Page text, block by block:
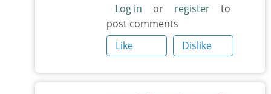
सरकारच्या
कृतीचे
समर्थन
by
नितिन
Log in or register
to
post comments
Like
Dislike